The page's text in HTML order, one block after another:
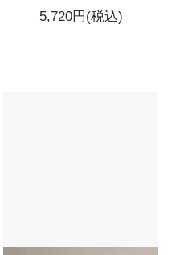
5,720円(税込)